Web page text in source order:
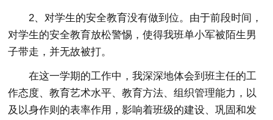
2、对学生的安全教育没有做到位。由于前段时间，
对学生的安全教育放松警惕，使得我班单小军被陌生男
子带走，并无故被打。
在这一学期的工作中，我深深地体会到班主任的工
作态度、教育艺术水平、教育方法、组织管理能力，以
及以身作则的表率作用，影响着班级的建设、巩固和发